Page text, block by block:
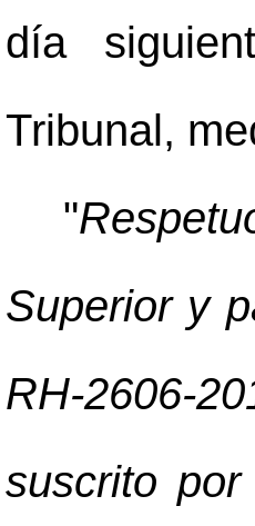
día
Tribunal,
"
Superior y
RH-2606-
suscrito